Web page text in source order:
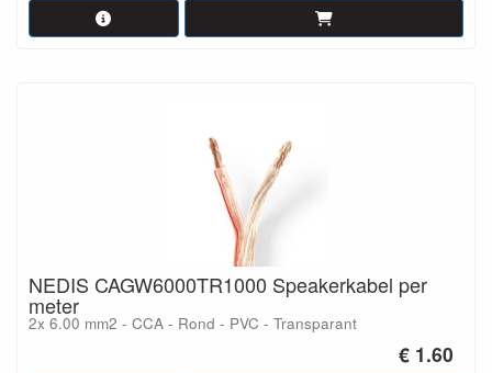
NEDIS CAGW6000TR1000 Speakerkabel per
meter
2x 6.00 mm2 - CCA - Rond - PVC - Transparant
€ 1.60